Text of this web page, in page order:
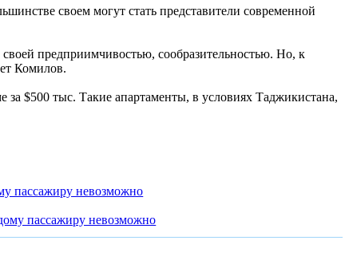
своем могут стать представители современной
предприимчивостью, сообразительностью. Но, к
Комилов.
$500 тыс. Такие апартаменты, в условиях Таджикистана,
пассажиру невозможно